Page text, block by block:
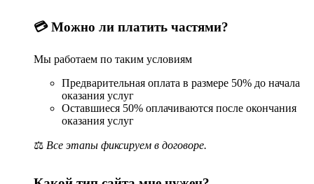
SEO-
Кейсы клиентов
Компания разрабатывала сайты для клиентов в разных сферах:
Каждый проект демонстрирует высокую конверсию и рост
💳 Можно ли платить частями?
Мы работаем по таким условиям
Предварительная оплата в размере 50% до начала
оказания услуг
Оставшиеся 50% оплачиваются после окончания
оказания услуг
⚖️ Все этапы фиксируем в договоре.